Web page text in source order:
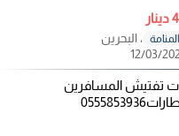
المنامة
، البحرين
تفتيش المسافرين